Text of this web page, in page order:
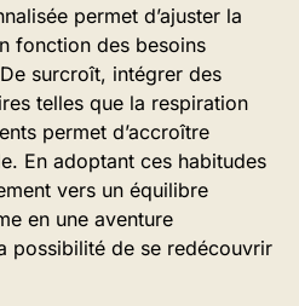
permet d’ajuster la
fonction des besoins
surcroît, intégrer des
telles que la respiration
permet d’accroître
En adoptant ces habitudes
vers un équilibre
en une aventure
possibilité de se redécouvrir